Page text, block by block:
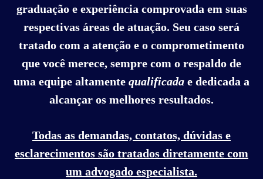
graduação e experiência comprovada em suas
respectivas áreas de atuação. Seu caso será
tratado com a atenção e o comprometimento
que você merece, sempre com o respaldo de
uma equipe altamente qualificada e dedicada a
alcançar os melhores resultados.
Todas as demandas, contatos, dúvidas e
esclarecimentos são tratados diretamente com
um advogado especialista.